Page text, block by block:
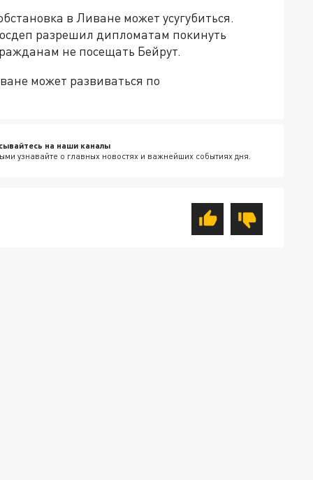
в Ливане может усугубиться.
разрешил дипломатам покинуть
не посещать Бейрут.
может развиваться по
на наши каналы
узнавайте о главных новостях и важнейших событиях дня.